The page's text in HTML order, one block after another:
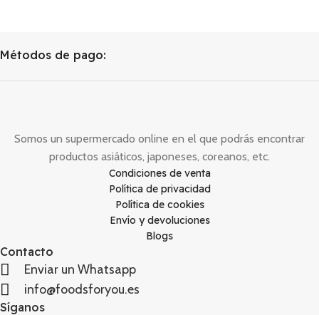
Métodos de pago:
Somos un supermercado online en el que podrás encontrar
productos asiáticos, japoneses, coreanos, etc.
Condiciones de venta
Política de privacidad
Política de cookies
Envío y devoluciones
Blogs
Contacto
Enviar un Whatsapp
info@foodsforyou.es
Síganos